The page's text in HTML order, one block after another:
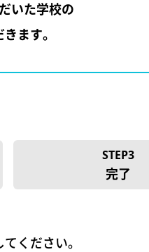
いた学校の
ます。
STEP3
完了
ください。